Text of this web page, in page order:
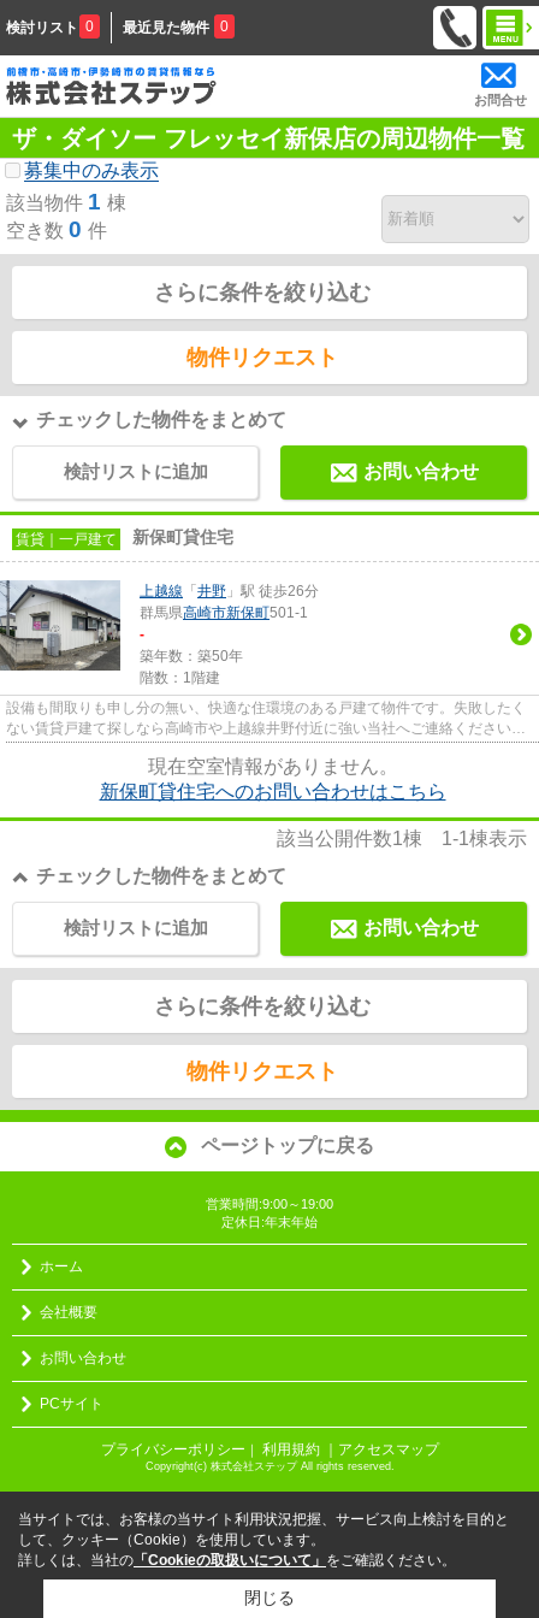
検討リスト 0 最近見た物件 0
お問合せ
ザ・ダイソー フレッセイ新保店の周辺物件一覧
募集中のみ表示
該当物件 1 棟
空き数 0 件
さらに条件を絞り込む
物件リクエスト
チェックした物件をまとめて
検討リストに追加 お問い合わせ
賃貸｜一戸建て 新保町貸住宅
上越線 「 井野 」駅 徒歩26分
群馬県高崎市新保町501-1
-
築年数：築50年
階数：1階建
設備も間取りも申し分の無い、快適な住環境のある戸建て物件です。失敗したく
ない賃貸戸建て探しなら高崎市や上越線井野付近に強い当社へご連絡ください。
現在空室情報がありません。
新保町貸住宅へのお問い合わせはこちら
該当公開件数1棟 1-1棟表示
チェックした物件をまとめて
お問い合わせ
検討リストに追加
さらに条件を絞り込む
物件リクエスト
ページトップに戻る
営業時間:9:00～19:00
定休日:年末年始
ホーム
会社概要
お問い合わせ
PCサイト
プライバシーポリシー ｜ 利用規約 ｜アクセスマップ
Copyright(c) 株式会社ステップ All rights reserved.
当サイトでは、お客様の当サイト利用状況把握、サービス向上検討を目的と
して、クッキー（Cookie）を使用しています。
詳しくは、当社の 「Cookieの取扱いについて」 をご確認ください。
閉じる